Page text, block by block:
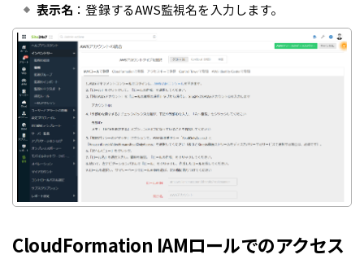
表示名 ：登録するAWS監視名を入力します。
CloudFormation IAMロールでのアクセス